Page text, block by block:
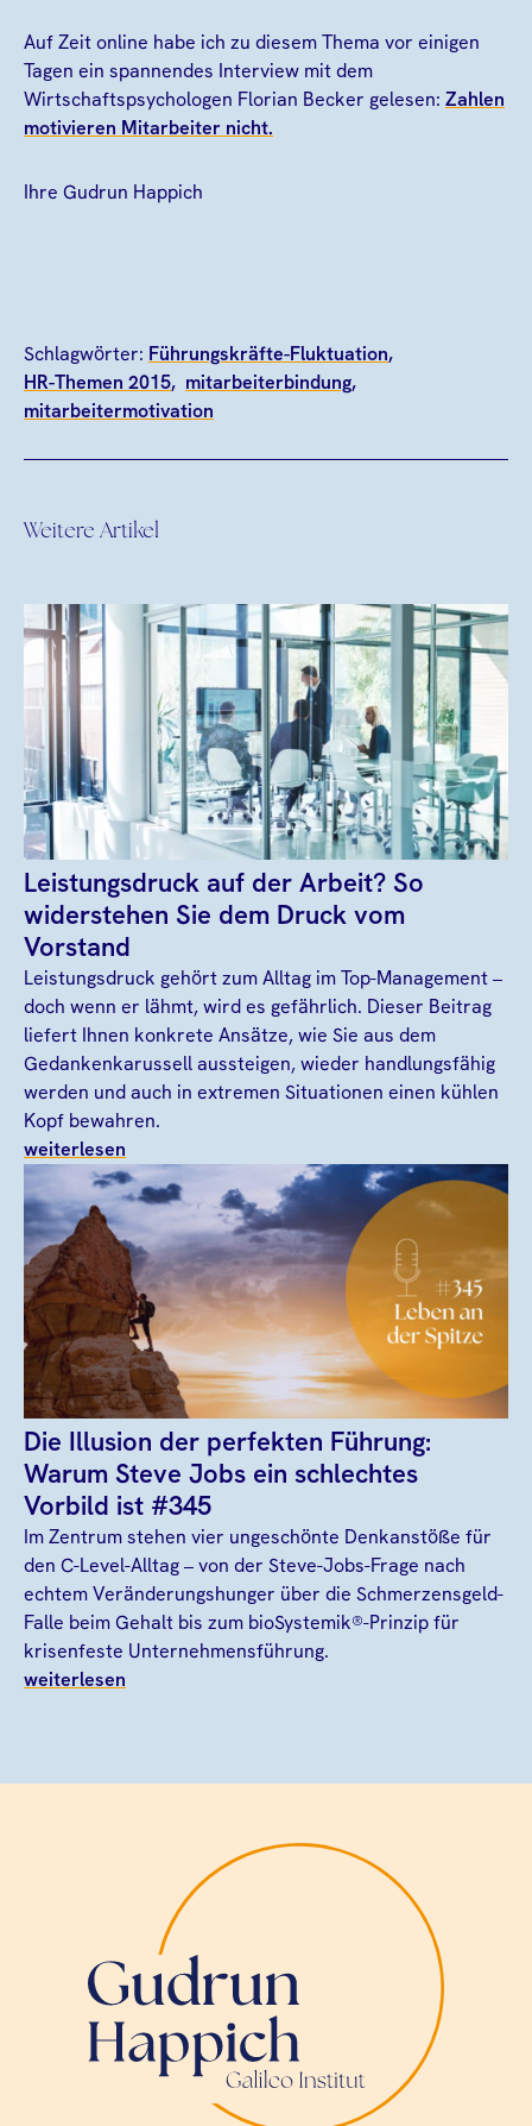
Auf Zeit online habe ich zu diesem Thema vor einigen
Tagen ein spannendes Interview mit dem
Wirtschaftspsychologen Florian Becker gelesen: Zahlen
motivieren Mitarbeiter nicht.
Ihre Gudrun Happich
Schlagwörter: Führungskräfte-Fluktuation
HR-Themen 2015
mitarbeiterbindung
mitarbeitermotivation
Weitere Artikel
Leistungsdruck auf der Arbeit? So
widerstehen Sie dem Druck vom
Vorstand
Leistungsdruck gehört zum Alltag im Top-Management –
doch wenn er lähmt, wird es gefährlich. Dieser Beitrag
liefert Ihnen konkrete Ansätze, wie Sie aus dem
Gedankenkarussell aussteigen, wieder handlungsfähig
werden und auch in extremen Situationen einen kühlen
Kopf bewahren.
weiterlesen
Die Illusion der perfekten Führung:
Warum Steve Jobs ein schlechtes
Vorbild ist #345
Im Zentrum stehen vier ungeschönte Denkanstöße für
den C-Level-Alltag – von der Steve-Jobs-Frage nach
echtem Veränderungshunger über die Schmerzensgeld-
Falle beim Gehalt bis zum bioSystemik®-Prinzip für
krisenfeste Unternehmensführung.
weiterlesen